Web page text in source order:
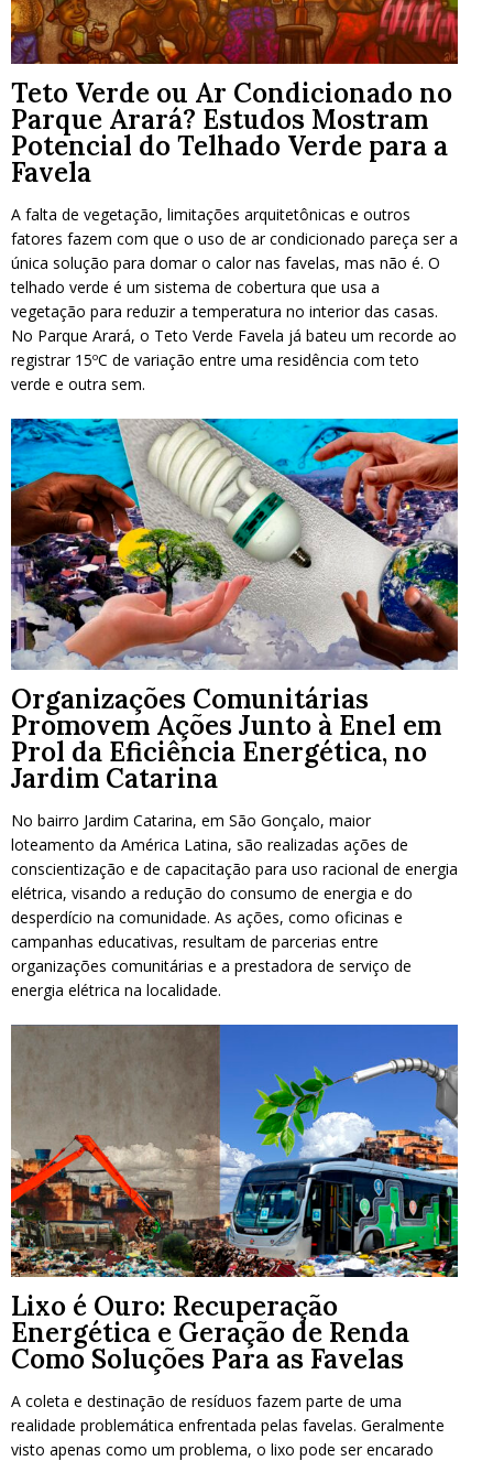
Teto Verde ou Ar Condicionado no
Parque Arará? Estudos Mostram
Potencial do Telhado Verde para a
Favela
A falta de vegetação, limitações arquitetônicas e outros
fatores fazem com que o uso de ar condicionado pareça ser a
única solução para domar o calor nas favelas, mas não é. O
telhado verde é um sistema de cobertura que usa a
vegetação para reduzir a temperatura no interior das casas.
No Parque Arará, o Teto Verde Favela já bateu um recorde ao
registrar 15ºC de variação entre uma residência com teto
verde e outra sem.
Organizações Comunitárias
Promovem Ações Junto à Enel em
Prol da Eficiência Energética, no
Jardim Catarina
No bairro Jardim Catarina, em São Gonçalo, maior
loteamento da América Latina, são realizadas ações de
conscientização e de capacitação para uso racional de energia
elétrica, visando a redução do consumo de energia e do
desperdício na comunidade. As ações, como oficinas e
campanhas educativas, resultam de parcerias entre
organizações comunitárias e a prestadora de serviço de
energia elétrica na localidade.
Lixo é Ouro: Recuperação
Energética e Geração de Renda
Como Soluções Para as Favelas
A coleta e destinação de resíduos fazem parte de uma
realidade problemática enfrentada pelas favelas. Geralmente
visto apenas como um problema, o lixo pode ser encarado